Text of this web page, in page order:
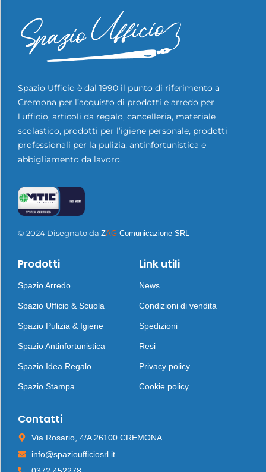
Spazio Ufficio è dal 1990 il punto di riferimento a
Cremona per l’acquisto di prodotti e arredo per
l’ufficio, articoli da regalo, cancelleria, materiale
scolastico, prodotti per l’igiene personale, prodotti
professionali per la pulizia, antinfortunistica e
abbigliamento da lavoro.
© 2024 Disegnato da ZAG Comunicazione SRL
Prodotti
Spazio Arredo
Spazio Ufficio & Scuola
Spazio Pulizia & Igiene
Spazio Antinfortunistica
Spazio Idea Regalo
Spazio Stampa
Link utili
News
Condizioni di vendita
Spedizioni
Resi
Privacy policy
Cookie policy
Contatti
Via Rosario, 4/A 26100 CREMONA
info@spazioufficiosrl.it